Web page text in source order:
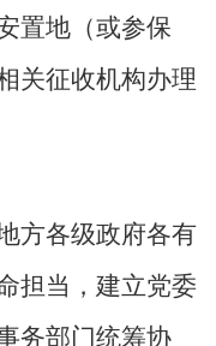
置地（或参保
关征收机构办理
各级政府各有
担当，建立党委
务部门统筹协